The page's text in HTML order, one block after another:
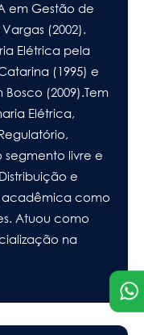
em Gestão de
(2002).
Elétrica pela
(1995) e
(2009).Tem
Elétrica,
livre e
e
acadêmica como
Atuou como
na